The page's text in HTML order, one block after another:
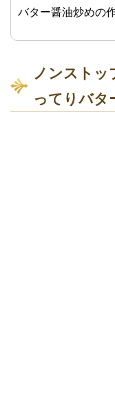
バター醤油炒めの
ノンストッ
ってりバタ